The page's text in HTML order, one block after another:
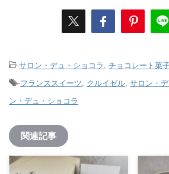
-サロン・デュ・ショコラ, チョコレート菓
-フランススイーツ, クルイゼル, サロン・
ン・デュ・ショコラ
関連記事